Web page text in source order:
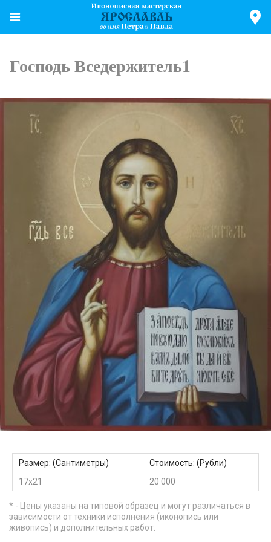
Господь Вседержитель1
Размер: (Сантиметры)
Стоимость: (Рубли)
17х21
20 000
* - Цены указаны на типовой образец и могут различаться в
зависимости от техники исполнения (иконопись или
живопись) и дополнительных работ.